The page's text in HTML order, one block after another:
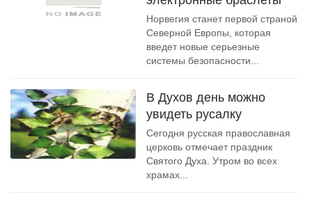
Норвегия станет первой страной
Северной Европы, которая
введет новые серьезные
системы безопасности...
В Духов день можно
увидеть русалку
Сегодня русская православная
церковь отмечает праздник
Святого Духа. Утром во всех
храмах...